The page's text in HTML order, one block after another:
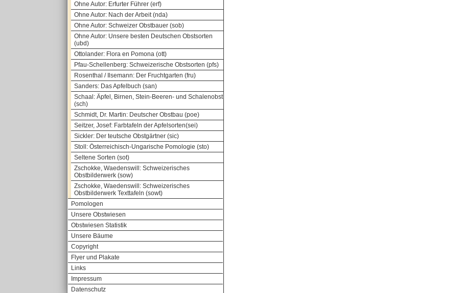
Ohne Autor: Erfurter Führer (erf)
Ohne Autor: Nach der Arbeit (nda)
Ohne Autor: Schweizer Obstbauer (sob)
Ohne Autor: Unsere besten Deutschen Obstsorten
(ubd)
Ottolander: Flora en Pomona (ott)
Pfau-Schellenberg: Schweizerische Obstsorten (pfs)
Rosenthal / Ilsemann: Der Fruchtgarten (fru)
Sanders: Das Apfelbuch (san)
Schaal: Äpfel, Birnen, Stein-Beeren- und Schalenobst
(sch)
Schmidt, Dr. Martin: Deutscher Obstbau (poe)
Seitzer, Josef: Farbtafeln der Apfelsorten(sei)
Sickler: Der teutsche Obstgärtner (sic)
Stoll: Österreichisch-Ungarische Pomologie (sto)
Seltene Sorten (sot)
Zschokke, Waedenswill: Schweizerisches
Obstbilderwerk (sow)
Zschokke, Waedenswill: Schweizerisches
Obstbilderwerk Texttafeln (sowt)
Pomologen
Unsere Obstwiesen
Obstwiesen Statistik
Unsere Bäume
Copyright
Flyer und Plakate
Links
Impressum
Datenschutz